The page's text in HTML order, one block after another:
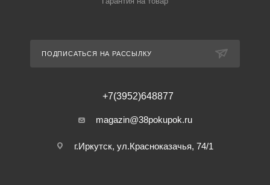
ПОДПИСАТЬСЯ НА РАССЫЛКУ
+7(3952)648877
magazin@38pokupok.ru
г.Иркутск, ул.Красноказачья, 74/1